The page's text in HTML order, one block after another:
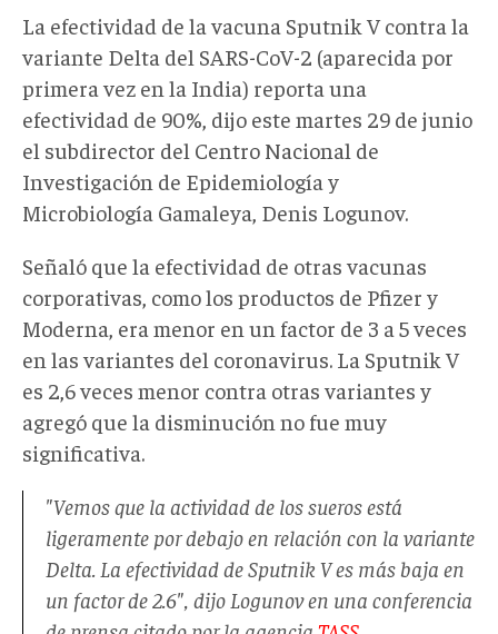
La efectividad de la vacuna Sputnik V contra la
variante Delta del SARS-CoV-2 (aparecida por
primera vez en la India) reporta una
efectividad de 90%, dijo este martes 29 de junio
el subdirector del Centro Nacional de
Investigación de Epidemiología y
Microbiología Gamaleya, Denis Logunov.
Señaló que la efectividad de otras vacunas
corporativas, como los productos de Pfizer y
Moderna, era menor en un factor de 3 a 5 veces
en las variantes del coronavirus. La Sputnik V
es 2,6 veces menor contra otras variantes y
agregó que la disminución no fue muy
significativa.
"Vemos que la actividad de los sueros está
ligeramente por debajo en relación con la variante
Delta. La efectividad de Sputnik V es más baja en
un factor de 2.6", dijo Logunov en una conferencia